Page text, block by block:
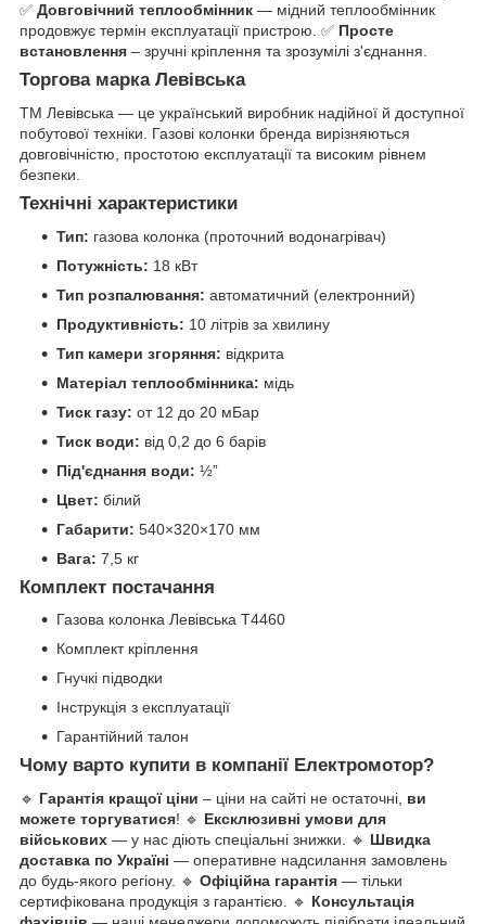
✅ Довговічний теплообмінник — мідний теплообмінник
продовжує термін експлуатації пристрою. ✅ Просте
встановлення – зручні кріплення та зрозумілі з'єднання.
Торгова марка Левівська
ТМ Левівська — це український виробник надійної й доступної
побутової техніки. Газові колонки бренда вирізняються
довговічністю, простотою експлуатації та високим рівнем
безпеки.
Технічні характеристики
Тип: газова колонка (проточний водонагрівач)
Потужність: 18 кВт
Тип розпалювання: автоматичний (електронний)
Продуктивність: 10 літрів за хвилину
Тип камери згоряння: відкрита
Матеріал теплообмінника: мідь
Тиск газу: от 12 до 20 мБар
Тиск води: від 0,2 до 6 барів
Під'єднання води: ½”
Цвет: білий
Габарити: 540×320×170 мм
Вага: 7,5 кг
Комплект постачання
Газова колонка Левівська Т4460
Комплект кріплення
Гнучкі підводки
Інструкція з експлуатації
Гарантійний талон
Чому варто купити в компанії Електромотор?
🔹 Гарантія кращої ціни – ціни на сайті не остаточні, ви
можете торгуватися! 🔹 Ексклюзивні умови для
військових — у нас діють спеціальні знижки. 🔹 Швидка
доставка по Україні — оперативне надсилання замовлень
до будь-якого регіону. 🔹 Офіційна гарантія — тільки
сертифікована продукція з гарантією. 🔹 Консультація